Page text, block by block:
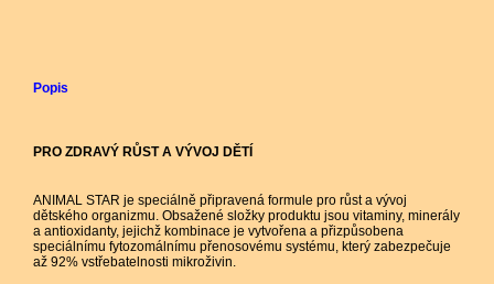
Popis
PRO ZDRAVÝ RŮST A VÝVOJ DĚTÍ
ANIMAL STAR je speciálně připravená formule pro růst a vývoj
dětského organizmu. Obsažené složky produktu jsou vitaminy, minerály
a antioxidanty, jejichž kombinace je vytvořena a přizpůsobena
speciálnímu fytozomálnímu přenosovému systému, který zabezpečuje
až 92% vstřebatelnosti mikroživin.